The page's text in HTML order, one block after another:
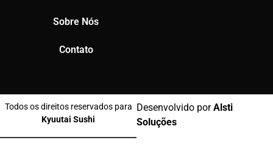
Sobre Nós
Contato
Todos os direitos reservados para
Kyuutai Sushi
Desenvolvido porAlsti
Soluções